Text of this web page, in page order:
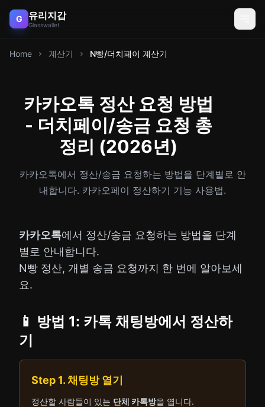
G 유리지갑
Glasswallet
Home 계산기 N빵/더치페이 계산기
카카오톡 정산 요청 방법
- 더치페이/송금 요청 총
정리 (2026년)
카카오톡에서 정산/송금 요청하는 방법을 단계별로 안
내합니다. 카카오페이 정산하기 기능 사용법.
카카오톡에서 정산/송금 요청하는 방법을 단계
별로 안내합니다.
N빵 정산, 개별 송금 요청까지 한 번에 알아보세
요.
📱 방법 1: 카톡 채팅방에서 정산하
기
Step 1. 채팅방 열기
정산할 사람들이 있는 단체 카톡방을 엽니다.